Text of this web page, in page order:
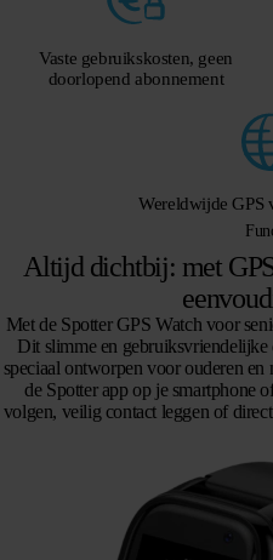
Vaste gebruikskosten, geen
doorlopend abonnement
Wereldwijde GPS
Altijd dichtbij: met
Met de Spotter GPS Watch voor
Dit slimme en
speciaal ontworpen voor ouderen
de Spotter app op je smartphone
volgen, veilig contact leggen of